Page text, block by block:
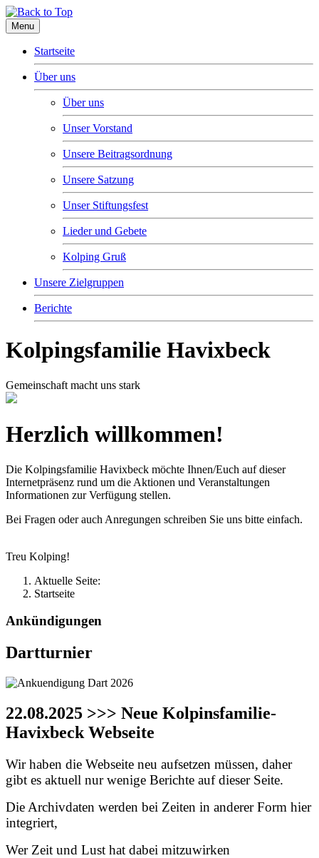
Menu
Startseite
Über uns
Über uns
Unser Vorstand
Unsere Beitragsordnung
Unsere Satzung
Unser Stiftungsfest
Lieder und Gebete
Kolping Gruß
Unsere Zielgruppen
Berichte
Kolpingsfamilie Havixbeck
Gemeinschaft macht uns stark
Herzlich willkommen!
Die Kolpingsfamilie Havixbeck möchte Ihnen/Euch auf dieser
Internetpräsenz rund um die Aktionen und Veranstaltungen
Informationen zur Verfügung stellen.
Bei Fragen oder auch Anregungen schreiben Sie uns bitte einfach.
Treu Kolping!
Aktuelle Seite:
Startseite
Ankündigungen
Dartturnier
22.08.2025 >>> Neue Kolpinsfamilie-
Havixbeck Webseite
Wir haben die Webseite neu aufsetzen müssen, daher
gibt es aktuell nur wenige Berichte auf dieser Seite.
Die Archivdaten werden bei Zeiten in anderer Form hier
integriert,
Wer Zeit und Lust hat dabei mitzuwirken